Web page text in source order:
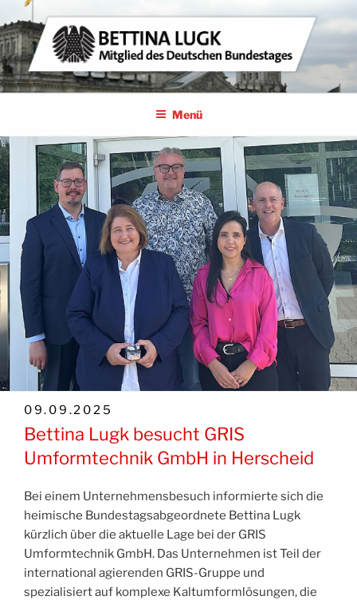
Zum
Inhalt
springen
BETTINA LUGK
MITGLIED DES DEUTSCHEN BUNDESTAGES
Menü
VERÖFFENTLICHT
AM
09.09.2025
Bettina Lugk besucht GRIS
Umformtechnik GmbH in Herscheid
Bei einem Unternehmensbesuch informierte sich die
heimische Bundestagsabgeordnete Bettina Lugk
kürzlich über die aktuelle Lage bei der GRIS
Umformtechnik GmbH. Das Unternehmen ist Teil der
international agierenden GRIS-Gruppe und
spezialisiert auf komplexe Kaltumformlösungen, die